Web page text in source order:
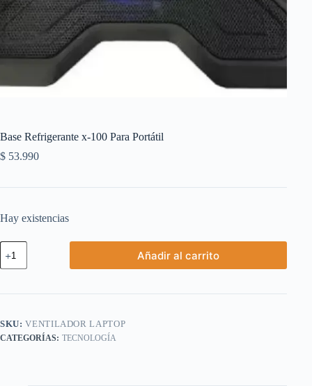
Base Refrigerante x-100 Para Portátil
$ 53.990
Hay existencias
Base
Refrigerante
x-
Para
Añadir al carrito
SKU:VENTILADOR LAPTOP
TECNOLOGÍA